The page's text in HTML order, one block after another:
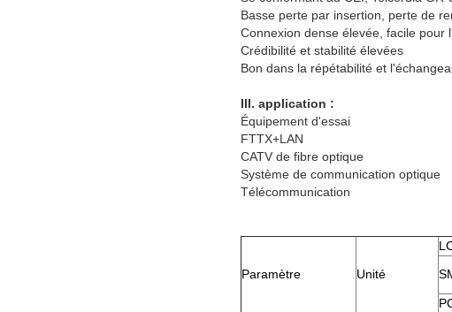
Basse perte par insertion, perte de
Connexion dense élevée, facile pour
Crédibilité et stabilité élevées
Bon dans la répétabilité et
III. application :
Équipement d'essai
FTTX+LAN
CATV de fibre optique
Système de communication optique
Télécommunication
Paramètre Unité